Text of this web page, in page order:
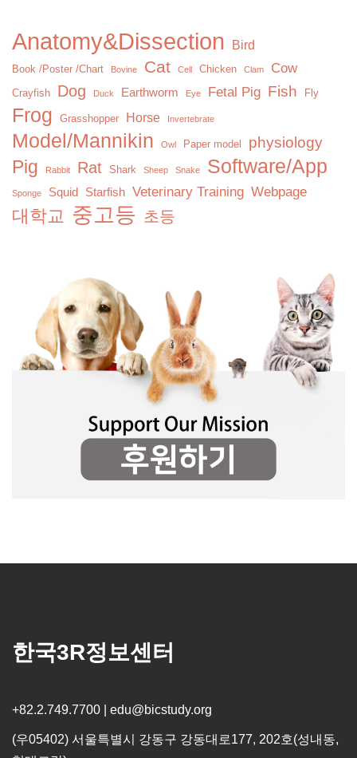
Anatomy&Dissection Bird
Book /Poster /Chart Bovine Cat Cell Chicken Clam Cow
Crayfish Dog Duck Earthworm Eye Fetal Pig Fish Fly
Frog Grasshopper Horse Invertebrate
Model/Mannikin Owl Paper model physiology
Pig Rabbit Rat Shark Sheep Snake Software/App
Sponge Squid Starfish Veterinary Training Webpage
대학교 중고등 초등
한국3R정보센터
+82.2.749.7700 | edu@bicstudy.org
(우05402) 서울특별시 강동구 강동대로177, 202호(성내동,